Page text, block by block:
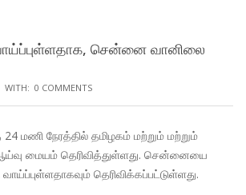
வாய்ப்புள்ளதாக, சென்னை வானிலை
WITH: 0 COMMENTS
மணி நேரத்தில் தமிழகம் மற்றும் மற்றும்
மையம் தெரிவித்துள்ளது. சென்னையை
தெரிவிக்கப்பட்டுள்ளது.